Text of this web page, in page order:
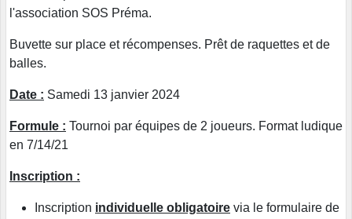
l'association SOS Préma.
Buvette sur place et récompenses. Prêt de raquettes et de
balles.
Date : Samedi 13 janvier 2024
Formule : Tournoi par équipes de 2 joueurs. Format ludique
en 7/14/21
Inscription :
Inscription individuelle obligatoire via le formulaire de